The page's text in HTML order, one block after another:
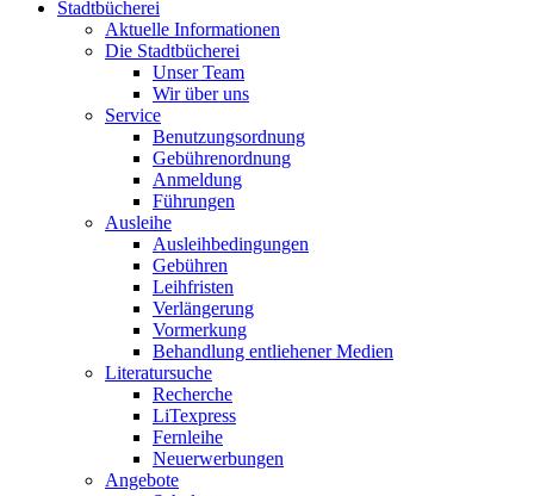
Stadtbücherei
Aktuelle Informationen
Die Stadtbücherei
Unser Team
Wir über uns
Service
Benutzungsordnung
Gebührenordnung
Anmeldung
Führungen
Ausleihe
Ausleihbedingungen
Gebühren
Leihfristen
Verlängerung
Vormerkung
Behandlung entliehener Medien
Literatursuche
Recherche
LiTexpress
Fernleihe
Neuerwerbungen
Angebote